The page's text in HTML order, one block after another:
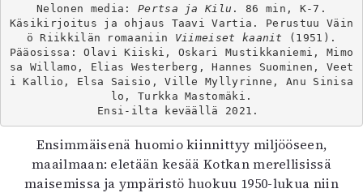
Oulu2026
Näyttelyt
Musiikki
Levyt
Kuvataide
Kirjat
In English
Esitystaide
Arkisto
Nelonen media: Pertsa ja Kilu . 86 min, K-7.
Käsikirjoitus ja ohjaus Taavi Vartia. Perustuu Väin
ö Riikkilän romaaniin Viimeiset kaanit
(1951).
Pääosissa: Olavi Kiiski, Oskari Mustikkaniemi, Mimo
sa Willamo, Elias Westerberg, Hannes Suominen, Veet
i Kallio, Elsa Saisio, Ville Myllyrinne, Anu Sinisa
lo, Turkka Mastomäki.
Ensi-ilta keväällä 2021.
Ensimmäisenä huomio kiinnittyy miljööseen,
maailmaan: eletään kesää Kotkan merellisissä
maisemissa ja ympäristö huokuu 1950-lukua niin